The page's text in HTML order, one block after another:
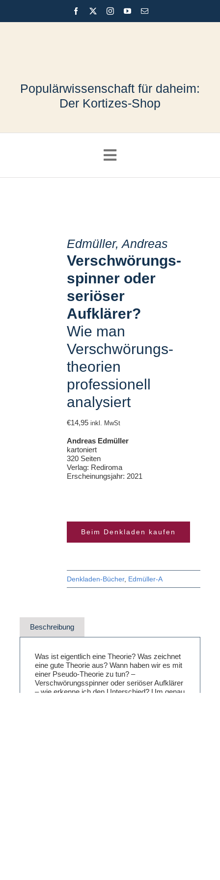
content
Populärwissenschaft für daheim:
Der Kortizes-Shop
Toggle
Navigation
Widerruf
Kortizes Website
Datenschutz
Impressum
Edmüller, Andreas
Verschwörungs­
spinner oder
seriöser
Aufklärer?
Wie man
Verschwörungs­
theorien
professionell
analysiert
€14,95 inkl. MwSt
Andreas Edmüller
kartoniert
320 Seiten
Verlag: Rediroma
Erscheinungsjahr: 2021
Beim Denkladen kaufen
Denkladen-Bücher, Edmüller-A
Beschreibung
Was ist eigentlich eine Theorie? Was zeichnet
eine gute Theorie aus? Wann haben wir es mit
einer Pseudo-Theorie zu tun? –
Verschwörungsspinner oder seriöser Aufklärer
– wie erkenne ich den Unterschied? Um genau